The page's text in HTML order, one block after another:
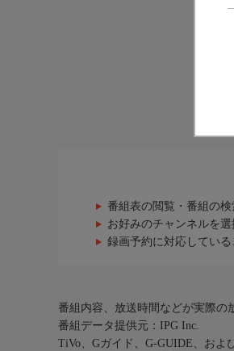
番組表の閲覧・番組の
お好みのチャンネルを
録画予約に対応してい
番組内容、放送時間などが実際の
番組データ提供元：IPG Inc.
TiVo、Gガイド、G-GUIDE、およ